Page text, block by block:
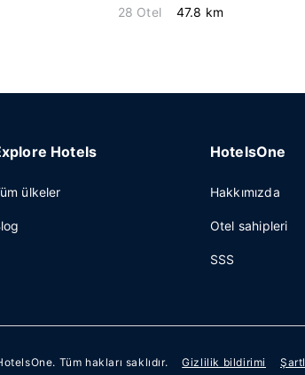
28 Otel 47.8 km
Hotels
ülkeler
HotelsOne
Hakkımızda
Otel sahipleri
SSS
. Tüm hakları saklıdır. Gizlilik bildirimi